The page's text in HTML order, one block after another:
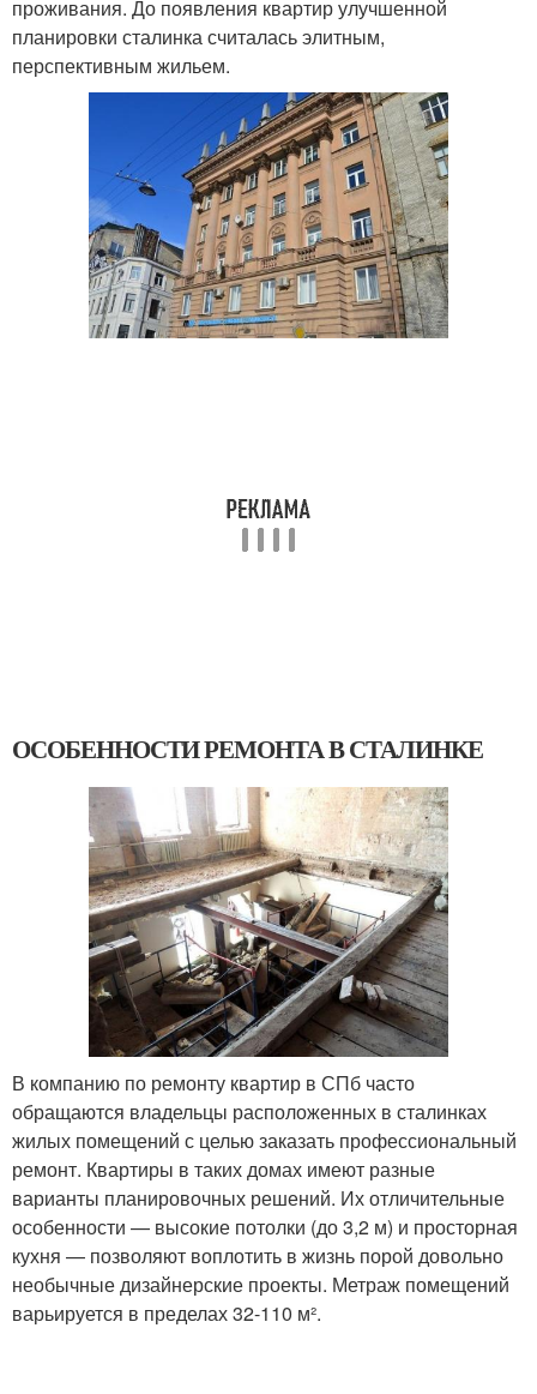
проживания. До появления квартир улучшенной
планировки сталинка считалась элитным,
перспективным жильем.
ОСОБЕННОСТИ РЕМОНТА В СТАЛИНКЕ
В компанию по ремонту квартир в СПб часто
обращаются владельцы расположенных в сталинках
жилых помещений с целью заказать профессиональный
ремонт. Квартиры в таких домах имеют разные
варианты планировочных решений. Их отличительные
особенности — высокие потолки (до 3,2 м) и просторная
кухня — позволяют воплотить в жизнь порой довольно
необычные дизайнерские проекты. Метраж помещений
варьируется в пределах 32-110 м².